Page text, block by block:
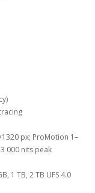
px; ProMotion 1–
000 nits peak
1 TB, 2 TB UFS 4.0